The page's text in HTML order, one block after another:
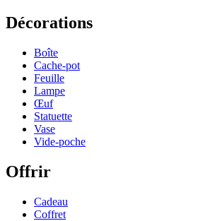
Décorations
Boîte
Cache-pot
Feuille
Lampe
Œuf
Statuette
Vase
Vide-poche
Offrir
Cadeau
Coffret